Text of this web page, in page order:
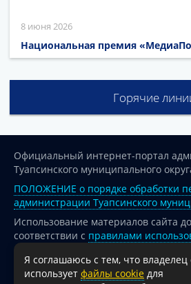
8 июня 2026
Национальная премия
Горячие
Официальный интернет-портал
Туапсинского муниципального
ПОЛОЖЕНИЕ о порядке обработки
администрации Туапсинского
Использование материалов сайта
соответствии с правилами
опубликованных на сайте
При перепечатке и использовании
Я соглашаюсь с тем, что владелец
использует файлы cookie для